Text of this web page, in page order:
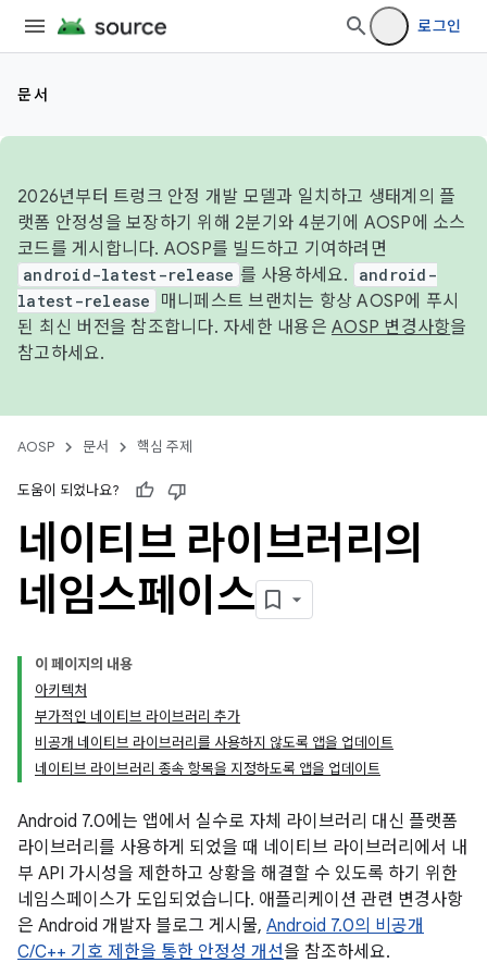
로그인
문서
2026년부터 트렁크 안정 개발 모델과 일치하고 생태계의 플
랫폼 안정성을 보장하기 위해 2분기와 4분기에 AOSP에 소스
코드를 게시합니다. AOSP를 빌드하고 기여하려면
android-latest-release 를 사용하세요.
android-
latest-release
매니페스트 브랜치는 항상 AOSP에 푸시
된 최신 버전을 참조합니다. 자세한 내용은 AOSP 변경사항을
참고하세요.
AOSP 문서 핵심 주제
도움이 되었나요?
네이티브 라이브러리의
네임스페이스
이 페이지의 내용
아키텍처
부가적인 네이티브 라이브러리 추가
비공개 네이티브 라이브러리를 사용하지 않도록 앱을 업데이트
네이티브 라이브러리 종속 항목을 지정하도록 앱을 업데이트
Android 7.0에는 앱에서 실수로 자체 라이브러리 대신 플랫폼
라이브러리를 사용하게 되었을 때 네이티브 라이브러리에서 내
부 API 가시성을 제한하고 상황을 해결할 수 있도록 하기 위한
네임스페이스가 도입되었습니다. 애플리케이션 관련 변경사항
은 Android 개발자 블로그 게시물, Android 7.0의 비공개
C/C++ 기호 제한을 통한 안정성 개선을 참조하세요.